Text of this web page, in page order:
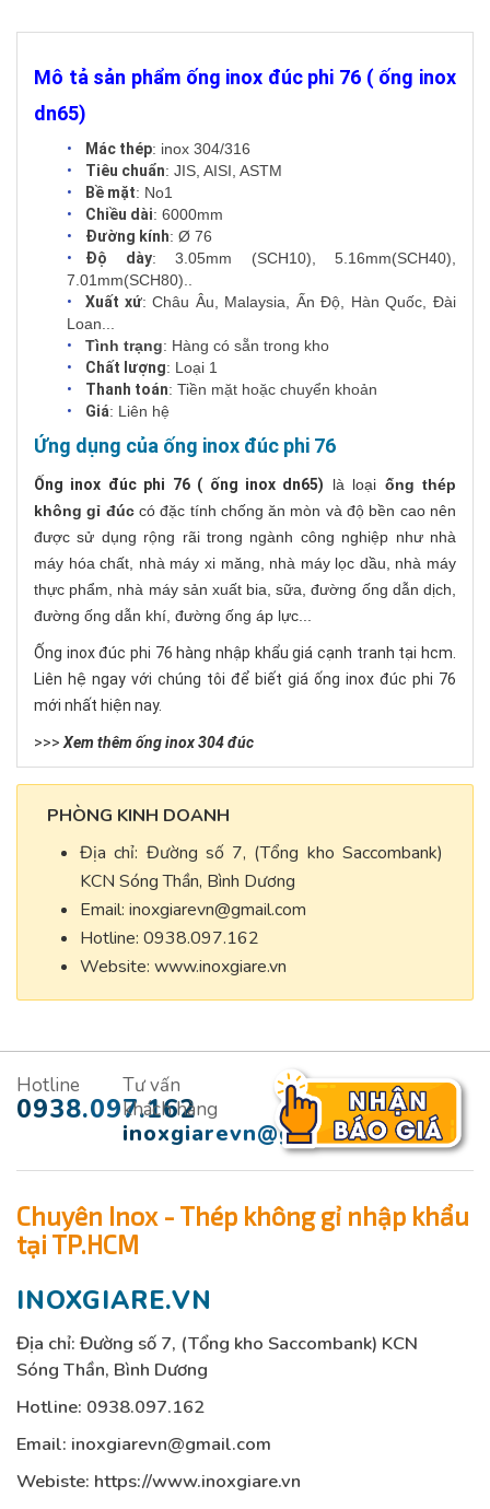
Mô tả sản phẩm ống inox đúc phi 76 ( ống inox
dn65)
Mác thép: inox 304/316
Tiêu chuẩn: JIS, AISI, ASTM
Bề mặt: No1
Chiều dài: 6000mm
Đường kính: Ø 76
Độ dày: 3.05mm (SCH10), 5.16mm(SCH40),
7.01mm(SCH80)..
Xuất xứ: Châu Âu, Malaysia, Ấn Độ, Hàn Quốc, Đài
Loan...
Tình trạng: Hàng có sẵn trong kho
Chất lượng: Loại 1
Thanh toán: Tiền mặt hoặc chuyển khoản
Giá: Liên hệ
Ứng dụng của ống inox đúc phi 76
Ống inox đúc phi 76 ( ống inox dn65) là loại ống thép
không gỉ đúccó đặc tính chống ăn mòn và độ bền cao nên
được sử dụng rộng rãi trong ngành công nghiệp như nhà
máy hóa chất, nhà máy xi măng, nhà máy lọc dầu, nhà máy
thực phẩm, nhà máy sản xuất bia, sữa, đường ống dẫn dịch,
đường ống dẫn khí, đường ống áp lực...
Ống inox đúc phi 76 hàng nhập khẩu giá cạnh tranh tại hcm.
Liên hệ ngay với chúng tôi để biết giá ống inox đúc phi 76
mới nhất hiện nay.
>>> Xem thêm ống inox 304 đúc
PHÒNG KINH DOANH
Địa chỉ: Đường số 7, (Tổng kho Saccombank)
KCN Sóng Thần, Bình Dương
Email: inoxgiarevn@gmail.com
Hotline: 0938.097.162
Website: www.inoxgiare.vn
Hotline
0938.097.162
Tư vấn
khách hàng
inoxgiarevn@gmail.com
Chuyên Inox - Thép không gỉ nhập khẩu
tại TP.HCM
INOXGIARE.VN
Địa chỉ: Đường số 7, (Tổng kho Saccombank) KCN
Sóng Thần, Bình Dương
Hotline: 0938.097.162
Email: inoxgiarevn@gmail.com
Webiste: https://www.inoxgiare.vn